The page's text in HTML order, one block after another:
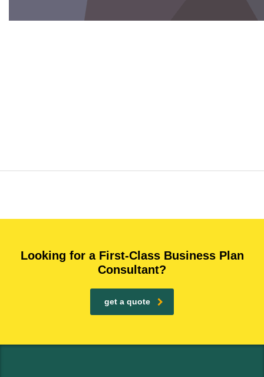
Looking for a First-Class Business Plan
Consultant?
get a quote